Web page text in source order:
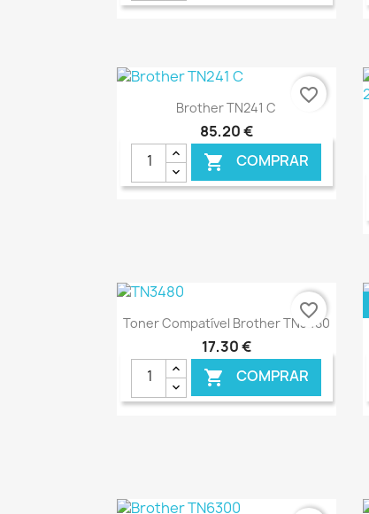
€ ONLINE
Ver+
Brother TN241 C
85,20 €
 COMPRAR
favorite_border
Ver+
Toner Compatível Brother TN3480
17,30 €
 COMPRAR
favorite_border